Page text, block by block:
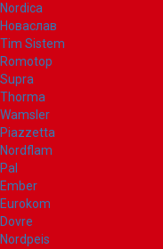
Nordica
Новаслав
Tim Sistem
Romotop
Supra
Thorma
Wamsler
Piazzetta
Nordflam
Pal
Ember
Eurokom
Dovre
Nordpeis